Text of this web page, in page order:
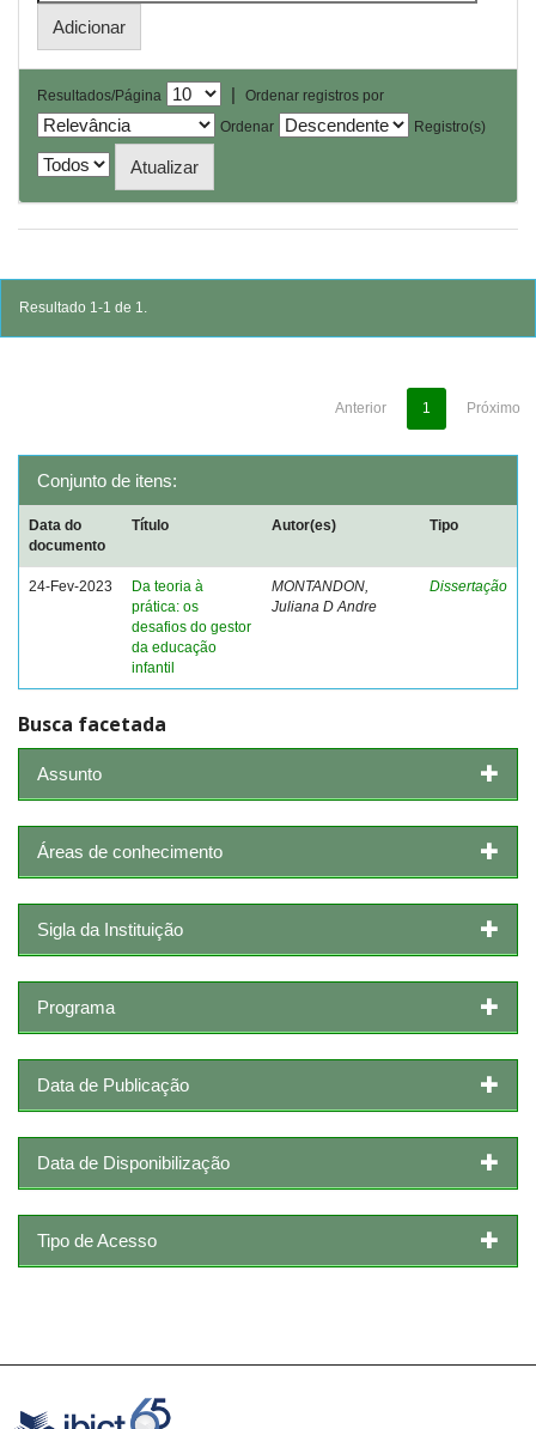
Resultados/Página |
Ordenar registros por
Ordenar
Registro(s)
Resultado 1-1 de 1.
Anterior 1 Próximo
Conjunto de itens:
Data do
documento
Título Autor(es) Tipo
24-Fev-2023
Da teoria à
prática: os
desafios do gestor
da educação
infantil
MONTANDON,
Juliana D Andre
Dissertação
Busca facetada
Assunto
Áreas de conhecimento
Sigla da Instituição
Programa
Data de Publicação
Data de Disponibilização
Tipo de Acesso